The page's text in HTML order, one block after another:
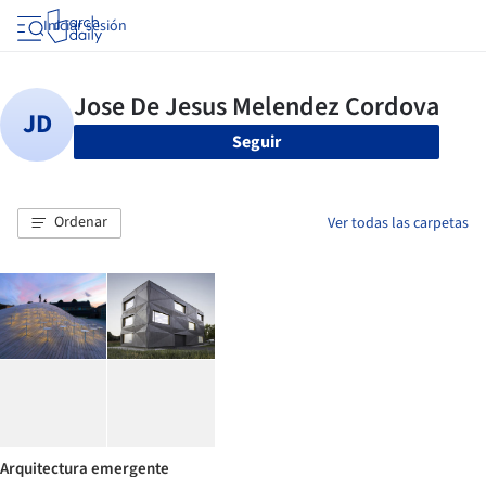
Iniciar sesión
Seguir
Ordenar Ver todas las carpetas
Arquitectura emergente